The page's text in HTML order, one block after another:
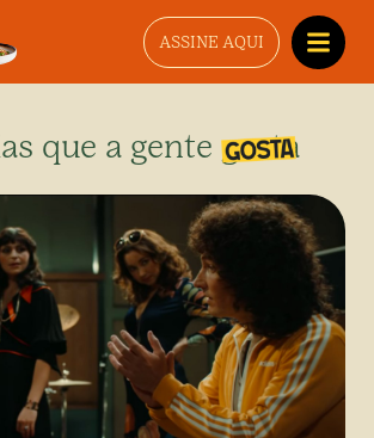
ASSINE AQUI
que a gente gosta